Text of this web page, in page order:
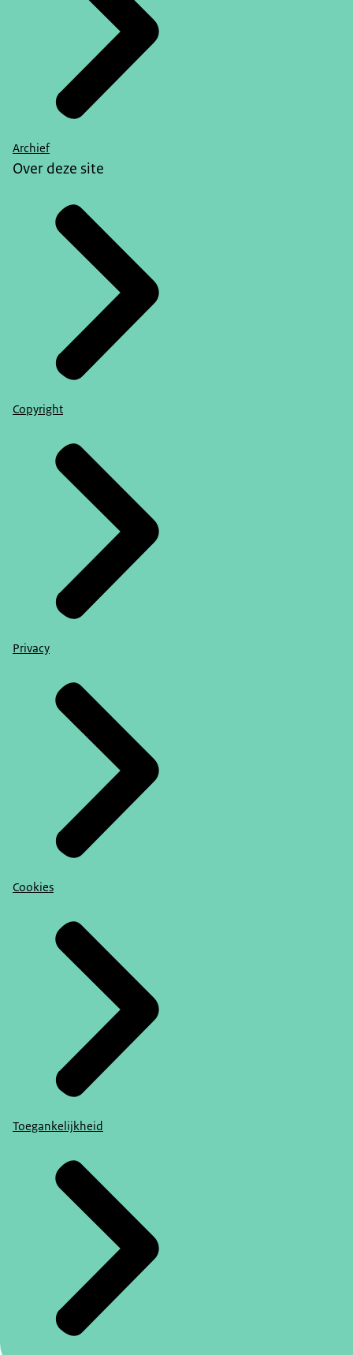
Archief
Over deze site
Copyright
Privacy
Cookies
Toegankelijkheid